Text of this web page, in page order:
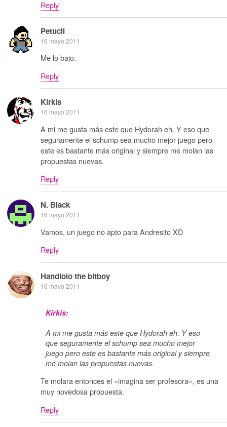
Reply
Petucli
16 mayo 2011
Me lo bajo.
Reply
Kirkis
16 mayo 2011
A mi me gusta más este que Hydorah eh. Y eso que
seguramente el schump sea mucho mejor juego pero
este es bastante más original y siempre me molan las
propuestas nuevas.
Reply
N. Black
16 mayo 2011
Vamos, un juego no apto para Andresito XD
Reply
Handlolo the bitboy
16 mayo 2011
Kirkis:
A mi me gusta más este que Hydorah eh. Y eso
que seguramente el schump sea mucho mejor
juego pero este es bastante más original y siempre
me molan las propuestas nuevas.
Te molara entonces el «imagina ser profesora», es una
muy novedosa propuesta.
Reply